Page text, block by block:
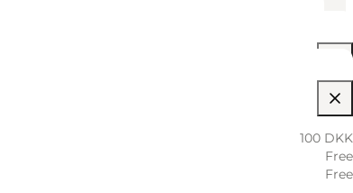
10:00 AM–05:00 PM
100 DKK
Free
Free